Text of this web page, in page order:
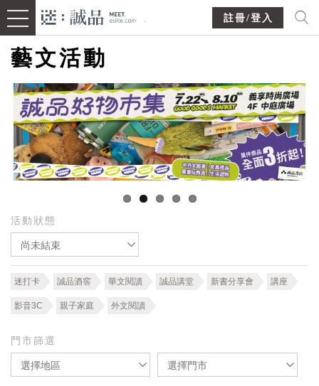
註冊/登入
藝文活動
活動狀態
尚未結束
迷打卡 誠品酒窖 華文閱讀 誠品講堂 新書分享會 講座
影音3C 親子家庭 外文閱讀
門市篩選
選擇地區 選擇門市